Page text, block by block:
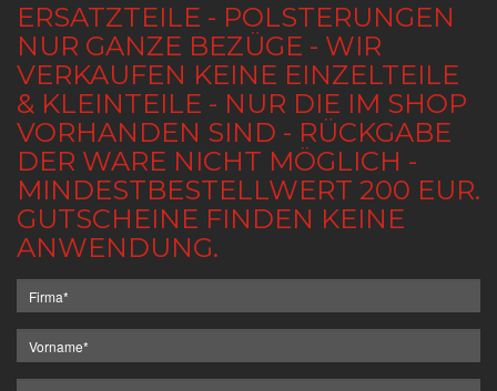
ERSATZTEILE - POLSTERUNGEN
NUR GANZE BEZÜGE - WIR
VERKAUFEN KEINE EINZELTEILE
& KLEINTEILE - NUR DIE IM SHOP
VORHANDEN SIND - RÜCKGABE
DER WARE NICHT MÖGLICH -
MINDESTBESTELLWERT 200 EUR.
GUTSCHEINE FINDEN KEINE
ANWENDUNG.